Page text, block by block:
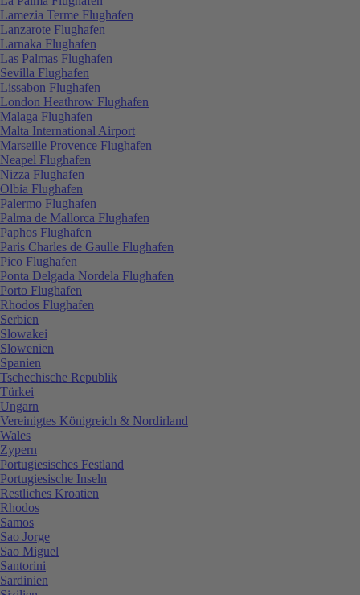
Lamezia Terme Flughafen
Lanzarote Flughafen
Larnaka Flughafen
Las Palmas Flughafen
Sevilla Flughafen
Lissabon Flughafen
London Heathrow Flughafen
Malaga Flughafen
Malta International Airport
Marseille Provence Flughafen
Neapel Flughafen
Nizza Flughafen
Olbia Flughafen
Palermo Flughafen
Palma de Mallorca Flughafen
Paphos Flughafen
Paris Charles de Gaulle Flughafen
Pico Flughafen
Ponta Delgada Nordela Flughafen
Porto Flughafen
Rhodos Flughafen
Serbien
Slowakei
Slowenien
Spanien
Tschechische Republik
Türkei
Ungarn
Vereinigtes Königreich & Nordirland
Wales
Zypern
Portugiesisches Festland
Portugiesische Inseln
Restliches Kroatien
Rhodos
Samos
Sao Jorge
Sao Miguel
Santorini
Sardinien